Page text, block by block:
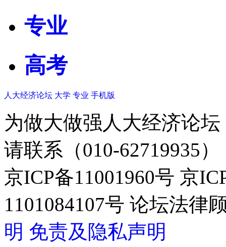
专业
高考
人大经济论坛 大学 专业 手机版
为做大做强人大经济论
请联系（010-62719935）
京ICP备11001960号 京
1101084107号 论坛法律
明 免责及隐私声明